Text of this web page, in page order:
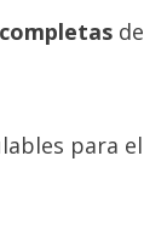
de
para el